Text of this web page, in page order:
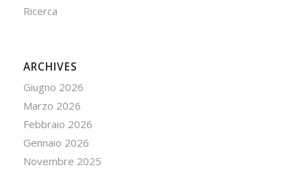
Ricerca
ARCHIVES
Giugno 2026
Marzo 2026
Febbraio 2026
Gennaio 2026
Novembre 2025